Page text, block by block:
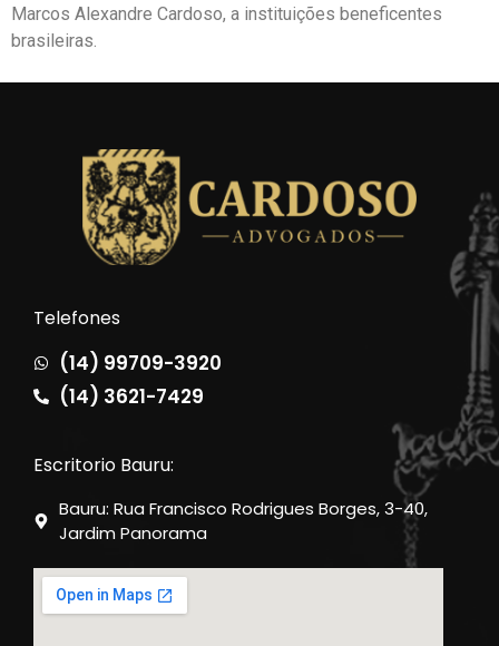
Marcos Alexandre Cardoso, a instituições beneficentes
brasileiras.
Telefones
(14) 99709-3920
(14) 3621-7429
Escritorio Bauru:
Bauru: Rua Francisco Rodrigues Borges, 3-40,
Jardim Panorama